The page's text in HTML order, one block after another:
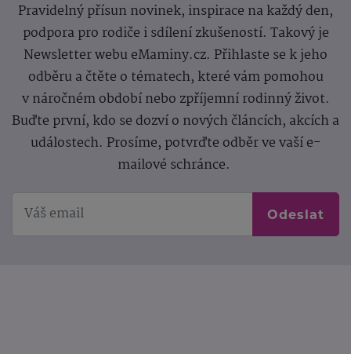
Pravidelný přísun novinek, inspirace na každý den,
podpora pro rodiče i sdílení zkušeností. Takový je
Newsletter webu eMaminy.cz. Přihlaste se k jeho
odběru a čtěte o tématech, které vám pomohou
v náročném období nebo zpříjemní rodinný život.
Buďte první, kdo se dozví o nových článcích, akcích a
událostech. Prosíme, potvrďte odběr ve vaší e-
mailové schránce.
Odeslat